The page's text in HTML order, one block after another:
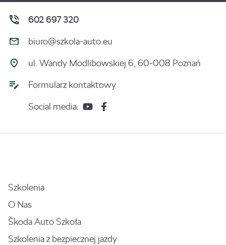
602 697 320
biuro@szkola-auto.eu
ul. Wandy Modlibowskiej 6, 60-008 Poznań
Formularz kontaktowy
Social media:
Szkolenia
O Nas
Škoda Auto Szkoła
Szkolenia z bezpiecznej jazdy